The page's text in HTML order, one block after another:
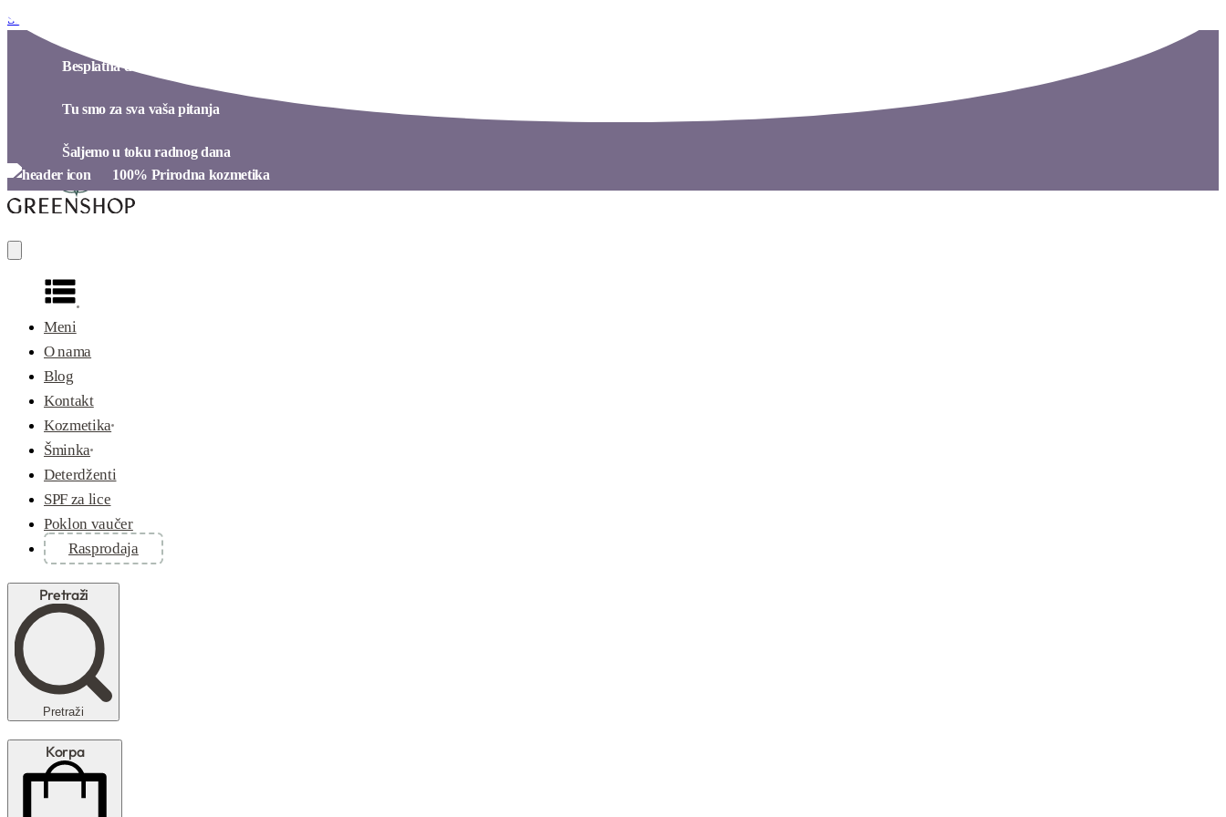
Skip to content
Besplatna dostava preko 4.000 dinara​
Tu smo za sva vaša pitanja​
Šaljemo u toku radnog dana​
100% Prirodna kozmetika​
Meni
O nama
Blog
Kontakt
Kozmetika
Šminka
Deterdženti
SPF za lice
Poklon vaučer
Rasprodaja
Pretraži
Pretraži
Korpa